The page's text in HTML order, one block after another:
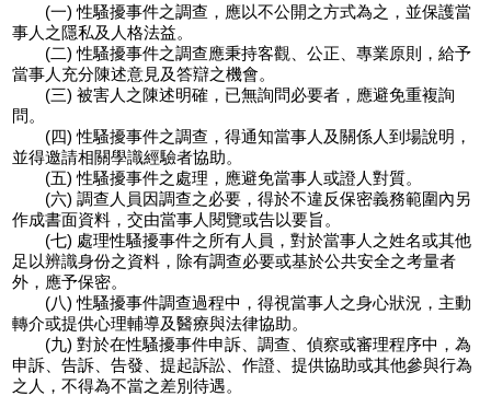
(一) 性騷擾事件之調查，應以不公開之方式為之，並保護當
事人之隱私及人格法益。
(二) 性騷擾事件之調查應秉持客觀、公正、專業原則，給予
當事人充分陳述意見及答辯之機會。
(三) 被害人之陳述明確，已無詢問必要者，應避免重複詢
問。
(四) 性騷擾事件之調查，得通知當事人及關係人到場說明，
並得邀請相關學識經驗者協助。
(五) 性騷擾事件之處理，應避免當事人或證人對質。
(六) 調查人員因調查之必要，得於不違反保密義務範圍內另
作成書面資料，交由當事人閱覽或告以要旨。
(七) 處理性騷擾事件之所有人員，對於當事人之姓名或其他
足以辨識身份之資料，除有調查必要或基於公共安全之考量者
外，應予保密。
(八) 性騷擾事件調查過程中，得視當事人之身心狀況，主動
轉介或提供心理輔導及醫療與法律協助。
(九) 對於在性騷擾事件申訴、調查、偵察或審理程序中，為
申訴、告訴、告發、提起訴訟、作證、提供協助或其他參與行為
之人，不得為不當之差別待遇。